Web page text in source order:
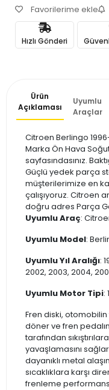
Favorilerime ekle
Hızlı Gönderi
Ürün
Açıklaması
Uyumlu
Araçlar
Citroen Berlingo 1996-
Marka Ön Hava
sayfasındasınız.
Güçlü yedek parça
müşterilerimize en
çalışıyoruz. Citroen
doğru adres Parça
Uyumlu Araç:
Uyumlu Model:
Uyumlu Yıl Aralığı:
2002, 2003, 2004,
Uyumlu Motor Tipi:
Fren diski,
döner ve fren
tarafından
yavaşlamasını
dayanıklı metal
sıcaklıklara karşı
frenleme